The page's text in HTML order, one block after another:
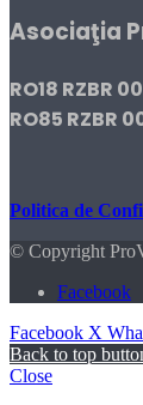
Asociaţia
RO18 RZBR
RO85 RZBR
Politica de
© Copyright
Facebook
Facebook X
Back to top
Close